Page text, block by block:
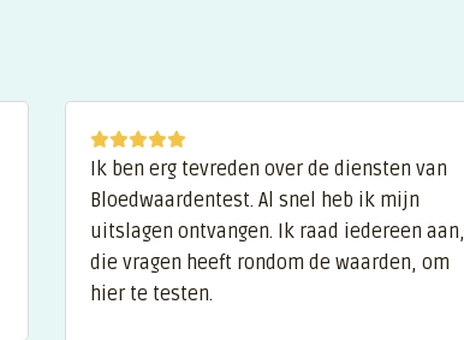
Ik ben erg tevreden over de diensten van
Bloedwaardentest. Al snel heb ik mijn
uitslagen ontvangen. Ik raad iedereen aan,
die vragen heeft rondom de waarden, om
hier te testen.